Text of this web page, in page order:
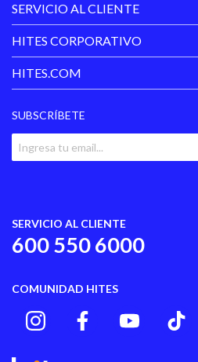
SERVICIO AL CLIENTE
HITES CORPORATIVO
HITES.COM
SUBSCRÍBETE
SERVICIO AL CLIENTE
600 550 6000
COMUNIDAD HITES